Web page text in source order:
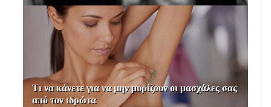
Τι να κάνετε για να μην μυρίζουν οι μασχάλες σας
από τον ιδρώτα